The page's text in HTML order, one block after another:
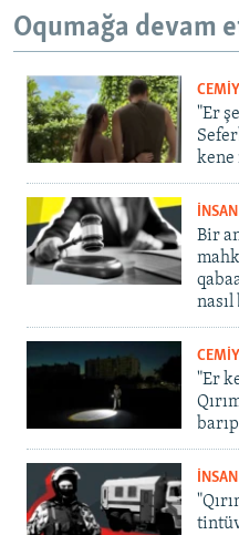
Oqumağa devam
"Er
kene
Bir
"Er